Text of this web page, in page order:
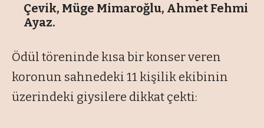
Çevik, Müge Mimaroğlu, Ahmet Fehmi
Ayaz.
Ödül töreninde kısa bir konser veren
koronun sahnedeki 11 kişilik ekibinin
üzerindeki giysilere dikkat çekti: